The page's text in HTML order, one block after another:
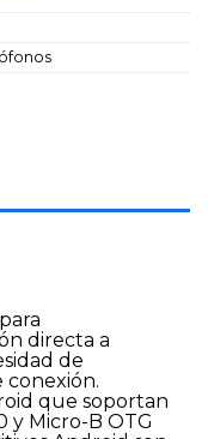
directa a
de
conexión.
que soportan
y Micro-B OTG